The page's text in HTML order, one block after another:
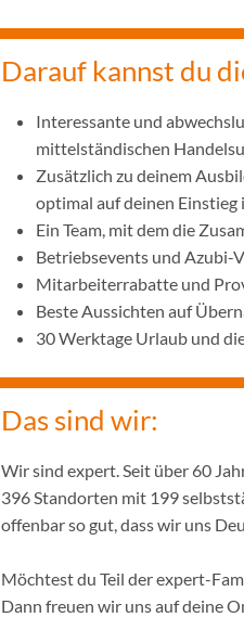
Darauf kannst du
Interessante und
mittelständischen
Zusätzlich zu deinem
optimal auf deinen
Ein Team, mit dem die
Betriebsevents und Azubi-
Mitarbeiterrabatte und
Beste Aussichten auf
30 Werktage Urlaub und
Das sind wir:
Wir sind expert. Seit über 60
396 Standorten mit 199
offenbar so gut, dass wir uns
Möchtest du Teil der expert-
Dann freuen wir uns auf deine